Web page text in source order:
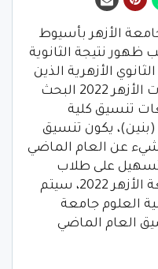
الأزهر بأسيوط
ظهور نتيجة الثانوية
طلاب الثانوي الأزهرية الذين
نجحوا في الدور الأول لامتحانات الأزهر 2022 البحث
تنسيق كلية
(بنين)، يكون تنسيق
عن العام الماضي
الأزهرية 2021، وللتسهيل على طلاب
الأزهر قبل تنسيق كليات جامعة الأزهر 2022، سيتم
العلوم جامعة
العام الماضي